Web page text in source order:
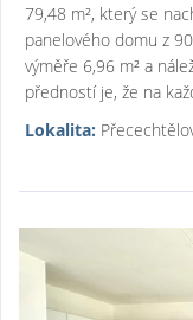
79,48 m², který se
panelového domu z
výměře 6,96 m² a
předností je, že na
Lokalita: